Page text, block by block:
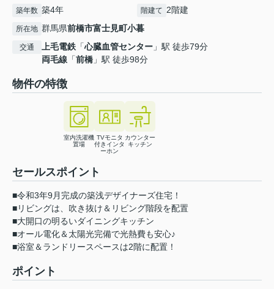
築年数 築4年 階建て 2階建
所在地 群馬県前橋市富士見町小暮
交通 上毛電鉄 「心臓血管センター 」駅 徒歩79分
両毛線 「前橋 」駅 徒歩98分
物件の特徴
室内洗濯機
置場
TVモニタ
付きインタ
ーホン
カウンター
キッチン
セールスポイント
■令和3年9月完成の築浅デザイナーズ住宅！
■リビングは、吹き抜け＆リビング階段を配置
■大開口の明るいダイニングキッチン
■オール電化＆太陽光完備で光熱費も安心♪
■浴室＆ランドリースペースは2階に配置！
ポイント